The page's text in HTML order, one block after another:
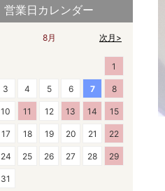
営業日カレンダー
8月 次月>
1
3 4 5 6 7 8
10 11 12 13 14 15
17 18 19 20 21 22
24 25 26 27 28 29
31